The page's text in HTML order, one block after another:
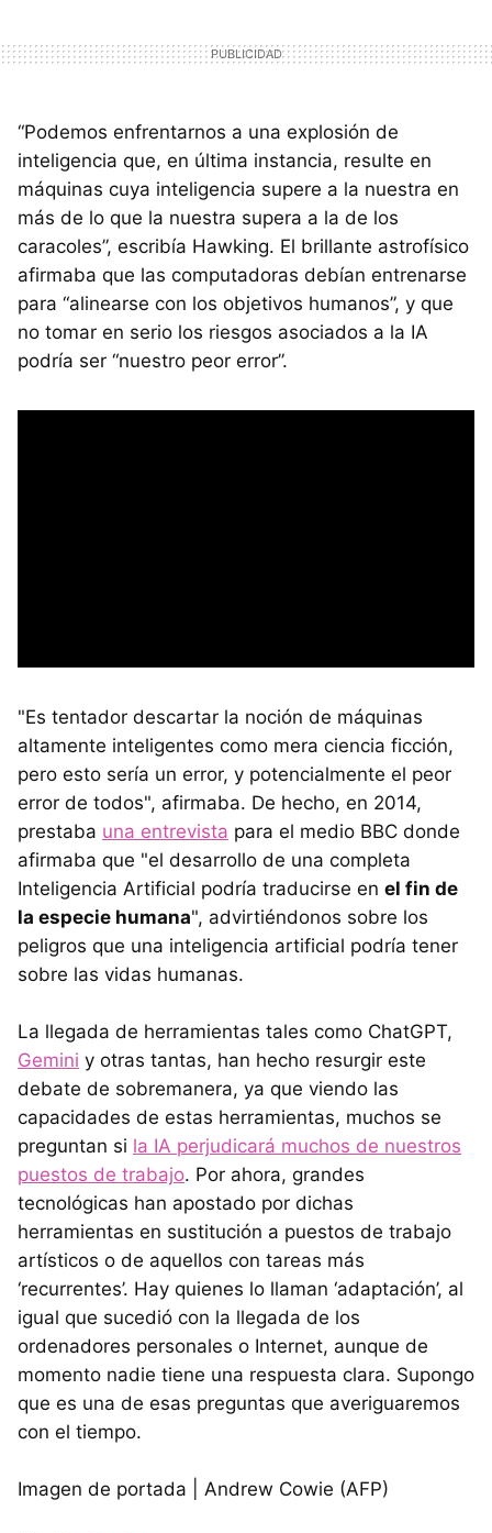
“Podemos enfrentarnos a una explosión de
inteligencia que, en última instancia, resulte en
máquinas cuya inteligencia supere a la nuestra en
más de lo que la nuestra supera a la de los
caracoles”, escribía Hawking. El brillante astrofísico
afirmaba que las computadoras debían entrenarse
para “alinearse con los objetivos humanos”, y que
no tomar en serio los riesgos asociados a la IA
podría ser “nuestro peor error”.
"Es tentador descartar la noción de máquinas
altamente inteligentes como mera ciencia ficción,
pero esto sería un error, y potencialmente el peor
error de todos", afirmaba. De hecho, en 2014,
prestaba una entrevista para el medio BBC donde
afirmaba que "el desarrollo de una completa
Inteligencia Artificial podría traducirse en el fin de
la especie humana", advirtiéndonos sobre los
peligros que una inteligencia artificial podría tener
sobre las vidas humanas.
La llegada de herramientas tales como ChatGPT,
Gemini y otras tantas, han hecho resurgir este
debate de sobremanera, ya que viendo las
capacidades de estas herramientas, muchos se
preguntan si la IA perjudicará muchos de nuestros
puestos de trabajo. Por ahora, grandes
tecnológicas han apostado por dichas
herramientas en sustitución a puestos de trabajo
artísticos o de aquellos con tareas más
‘recurrentes’. Hay quienes lo llaman ‘adaptación’, al
igual que sucedió con la llegada de los
ordenadores personales o Internet, aunque de
momento nadie tiene una respuesta clara. Supongo
que es una de esas preguntas que averiguaremos
con el tiempo.
Imagen de portada | Andrew Cowie (AFP)